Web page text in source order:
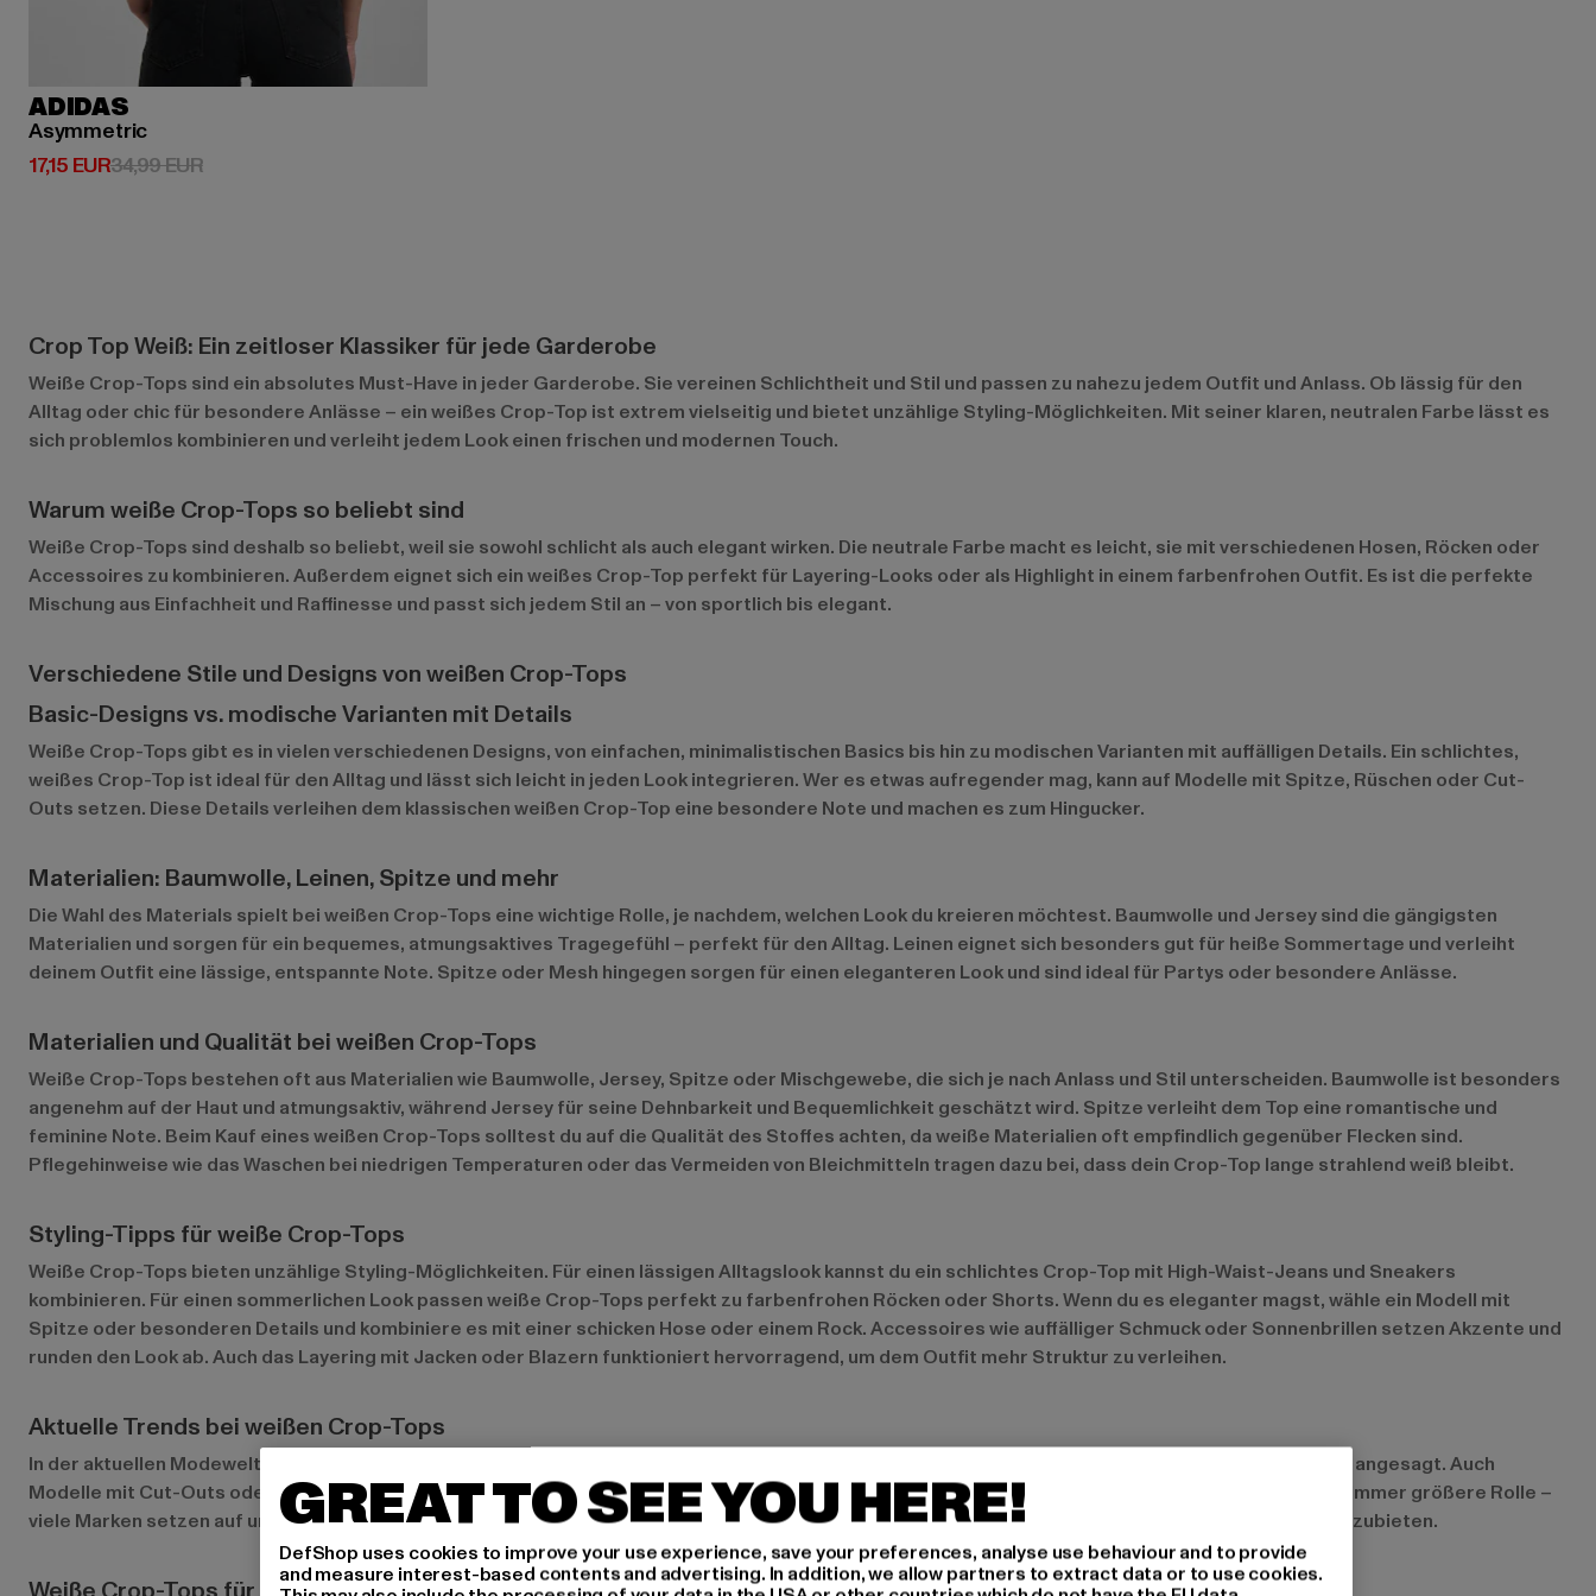
ADIDAS
Asymmetric
17,15 EUR
Derzeitiger Preis: 17,15 EUR
34,99 EURAktionspreis: 34,99 EUR
Crop Top Weiß: Ein zeitloser Klassiker für jede Garderobe
Weiße Crop-Tops sind ein absolutes Must-Have in jeder Garderobe. Sie vereinen Schlichtheit und Stil und passen zu nahezu jedem Outfit und Anlass. Ob lässig für den
Alltag oder chic für besondere Anlässe – ein weißes Crop-Top ist extrem vielseitig und bietet unzählige Styling-Möglichkeiten. Mit seiner klaren, neutralen Farbe lässt es
sich problemlos kombinieren und verleiht jedem Look einen frischen und modernen Touch.
Warum weiße Crop-Tops so beliebt sind
Weiße Crop-Tops sind deshalb so beliebt, weil sie sowohl schlicht als auch elegant wirken. Die neutrale Farbe macht es leicht, sie mit verschiedenen Hosen, Röcken oder
Accessoires zu kombinieren. Außerdem eignet sich ein weißes Crop-Top perfekt für Layering-Looks oder als Highlight in einem farbenfrohen Outfit. Es ist die perfekte
Mischung aus Einfachheit und Raffinesse und passt sich jedem Stil an – von sportlich bis elegant.
Verschiedene Stile und Designs von weißen Crop-Tops
Basic-Designs vs. modische Varianten mit Details
Weiße Crop-Tops gibt es in vielen verschiedenen Designs, von einfachen, minimalistischen Basics bis hin zu modischen Varianten mit auffälligen Details. Ein schlichtes,
weißes Crop-Top ist ideal für den Alltag und lässt sich leicht in jeden Look integrieren. Wer es etwas aufregender mag, kann auf Modelle mit Spitze, Rüschen oder Cut-
Outs setzen. Diese Details verleihen dem klassischen weißen Crop-Top eine besondere Note und machen es zum Hingucker.
Materialien: Baumwolle, Leinen, Spitze und mehr
Die Wahl des Materials spielt bei weißen Crop-Tops eine wichtige Rolle, je nachdem, welchen Look du kreieren möchtest. Baumwolle und Jersey sind die gängigsten
Materialien und sorgen für ein bequemes, atmungsaktives Tragegefühl – perfekt für den Alltag. Leinen eignet sich besonders gut für heiße Sommertage und verleiht
deinem Outfit eine lässige, entspannte Note. Spitze oder Mesh hingegen sorgen für einen eleganteren Look und sind ideal für Partys oder besondere Anlässe.
Materialien und Qualität bei weißen Crop-Tops
Weiße Crop-Tops bestehen oft aus Materialien wie Baumwolle, Jersey, Spitze oder Mischgewebe, die sich je nach Anlass und Stil unterscheiden. Baumwolle ist besonders
angenehm auf der Haut und atmungsaktiv, während Jersey für seine Dehnbarkeit und Bequemlichkeit geschätzt wird. Spitze verleiht dem Top eine romantische und
feminine Note. Beim Kauf eines weißen Crop-Tops solltest du auf die Qualität des Stoffes achten, da weiße Materialien oft empfindlich gegenüber Flecken sind.
Pflegehinweise wie das Waschen bei niedrigen Temperaturen oder das Vermeiden von Bleichmitteln tragen dazu bei, dass dein Crop-Top lange strahlend weiß bleibt.
Styling-Tipps für weiße Crop-Tops
Weiße Crop-Tops bieten unzählige Styling-Möglichkeiten. Für einen lässigen Alltagslook kannst du ein schlichtes Crop-Top mit High-Waist-Jeans und Sneakers
kombinieren. Für einen sommerlichen Look passen weiße Crop-Tops perfekt zu farbenfrohen Röcken oder Shorts. Wenn du es eleganter magst, wähle ein Modell mit
Spitze oder besonderen Details und kombiniere es mit einer schicken Hose oder einem Rock. Accessoires wie auffälliger Schmuck oder Sonnenbrillen setzen Akzente und
runden den Look ab. Auch das Layering mit Jacken oder Blazern funktioniert hervorragend, um dem Outfit mehr Struktur zu verleihen.
Aktuelle Trends bei weißen Crop-Tops
In der aktuellen Modewelt sind weiße Crop-Tops mit aufregenden Details wie asymmetrischen Schnitten, Puffärmeln oder Schnürungen besonders angesagt. Auch
Modelle mit Cut-Outs oder Mesh-Einsätzen liegen im Trend und sorgen für einen modernen, frischen Look. Nachhaltige Mode spielt ebenfalls eine immer größere Rolle –
viele Marken setzen auf umweltfreundliche Materialien wie Bio-Baumwolle oder recycelte Stoffe, um stylische und nachhaltige weiße Crop-Tops anzubieten.
GREAT TO SEE YOU HERE!
DefShop uses cookies to improve your use experience, save your preferences, analyse use behaviour and to provide
and measure interest-based contents and advertising. In addition, we allow partners to extract data or to use cookies.